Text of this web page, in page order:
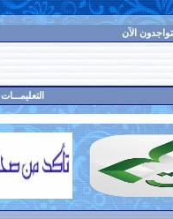
الآن
التعليمـــات